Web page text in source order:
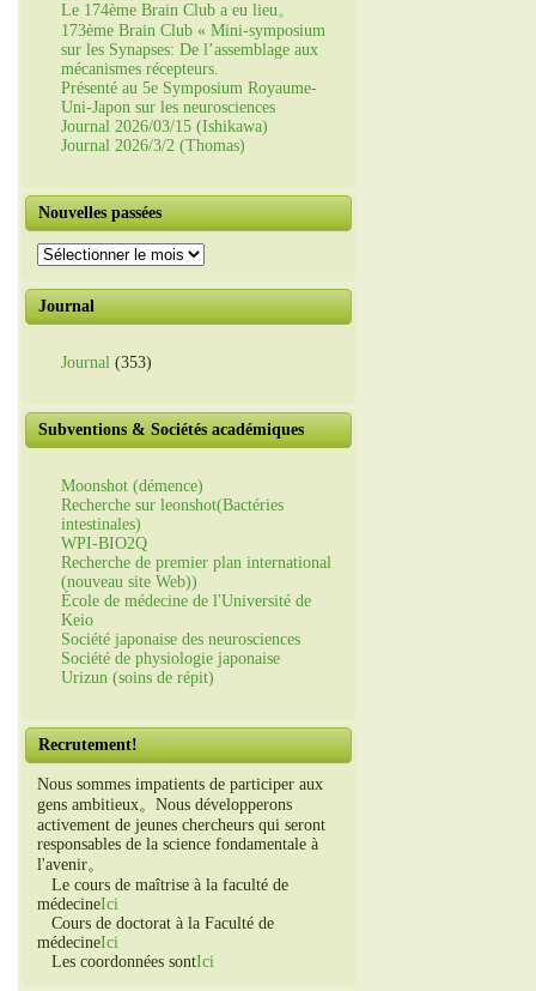
Le 174ème Brain Club a eu lieu。
173ème Brain Club « Mini-symposium
sur les Synapses: De l’assemblage aux
mécanismes récepteurs.
Présenté au 5e Symposium Royaume-
Uni-Japon sur les neurosciences
Journal 2026/03/15 (Ishikawa)
Journal 2026/3/2 (Thomas)
Nouvelles passées
Nouvelles
passées
Journal
Journal (353)
Subventions & Sociétés académiques
Moonshot (démence)
Recherche sur leonshot(Bactéries
intestinales)
WPI-BIO2Q
Recherche de premier plan international
(nouveau site Web))
École de médecine de l'Université de
Keio
Société japonaise des neurosciences
Société de physiologie japonaise
Urizun (soins de répit)
Recrutement!
Nous sommes impatients de participer aux
gens ambitieux。Nous développerons
activement de jeunes chercheurs qui seront
responsables de la science fondamentale à
l'avenir。
Le cours de maîtrise à la faculté de
médecineIci
Cours de doctorat à la Faculté de
médecineIci
Les coordonnées sontIci